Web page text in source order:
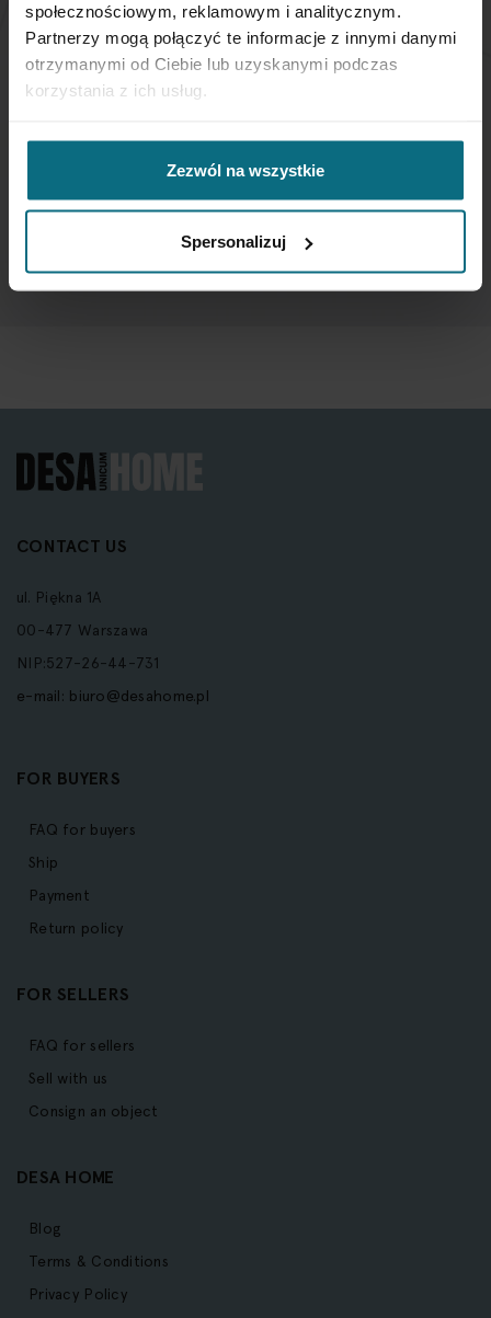
społecznościowym, reklamowym i analitycznym.
Partnerzy mogą połączyć te informacje z innymi danymi
otrzymanymi od Ciebie lub uzyskanymi podczas
korzystania z ich usług.
Zezwól na wszystkie
Spersonalizuj
NEWSLETTER
If you want to be up to date, sign up to receive our
newsletter enter your email below.
for
SUBSCRIBE
CONTACT US
ul. Piękna 1A
00-477 Warszawa
NIP:527-26-44-731
e-mail: biuro@desahome.pl
FOR BUYERS
FAQ for buyers
Ship
Payment
Return policy
FOR SELLERS
FAQ for sellers
Sell with us
Consign an object
DESA HOME
Blog
Terms & Conditions
Privacy Policy